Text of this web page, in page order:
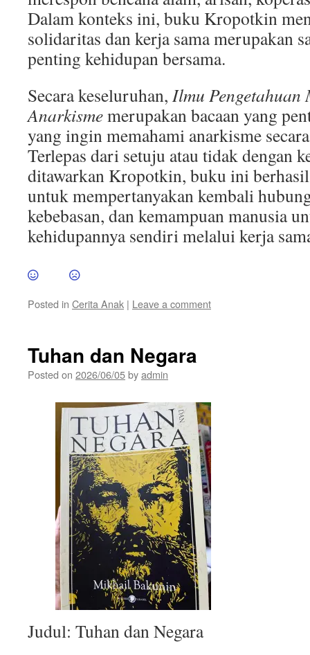
Dalam konteks ini, buku Kropotkin
solidaritas dan kerja sama merupakan
penting kehidupan bersama.
Secara keseluruhan, Ilmu Pengetahuan
Anarkismemerupakan bacaan yang
yang ingin memahami anarkisme
Terlepas dari setuju atau tidak dengan
ditawarkan Kropotkin, buku ini
untuk mempertanyakan kembali
kebebasan, dan kemampuan manusia
kehidupannya sendiri melalui kerja
Posted in Cerita Anak | Leave a comment
Tuhan dan Negara
Posted on 2026/06/05byadmin
Judul: Tuhan dan Negara